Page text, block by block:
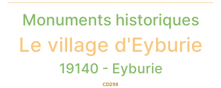
Monuments historiques
Le village d'Eyburie
19140 - Eyburie
CD298